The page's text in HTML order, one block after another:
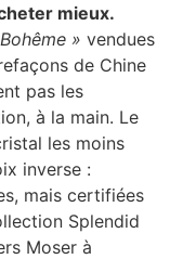
mieux.
» vendues
de Chine
pas les
à la main. Le
les moins
inverse :
mais certifiées
Splendid
Moser à